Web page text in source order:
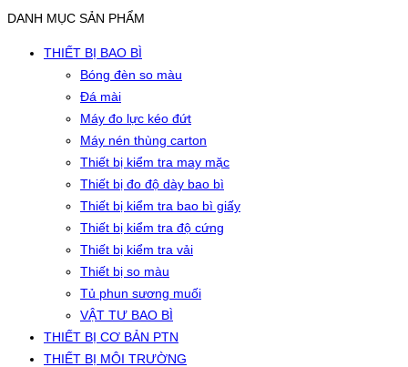
DANH MỤC SẢN PHẨM
THIẾT BỊ BAO BÌ
Bóng đèn so màu
Đá mài
Máy đo lực kéo đứt
Máy nén thùng carton
Thiết bị kiểm tra may mặc
Thiết bị đo độ dày bao bì
Thiết bị kiểm tra bao bì giấy
Thiết bị kiểm tra độ cứng
Thiết bị kiểm tra vải
Thiết bị so màu
Tủ phun sương muối
VẬT TƯ BAO BÌ
THIẾT BỊ CƠ BẢN PTN
THIẾT BỊ MÔI TRƯỜNG